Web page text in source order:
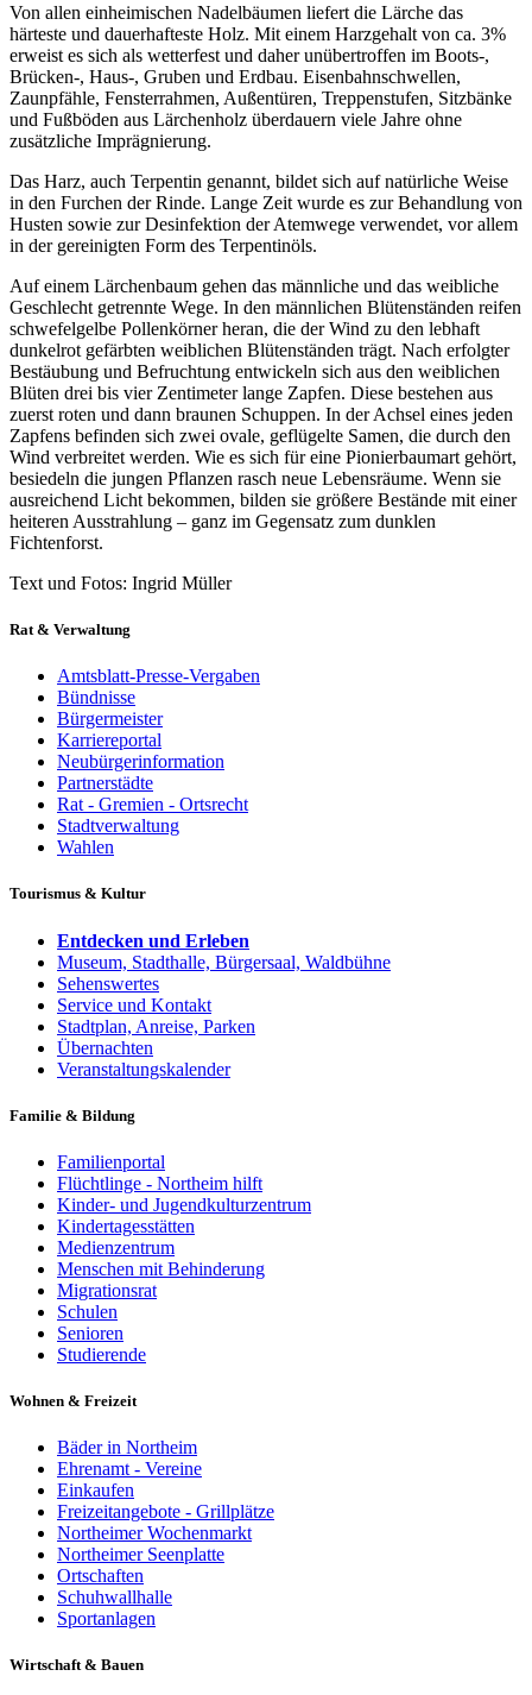
Von allen einheimischen Nadelbäumen liefert die Lärche das
härteste und dauerhafteste Holz. Mit einem Harzgehalt von ca. 3%
erweist es sich als wetterfest und daher unübertroffen im Boots-,
Brücken-, Haus-, Gruben und Erdbau. Eisenbahnschwellen,
Zaunpfähle, Fensterrahmen, Außentüren, Treppenstufen, Sitzbänke
und Fußböden aus Lärchenholz überdauern viele Jahre ohne
zusätzliche Imprägnierung.
Das Harz, auch Terpentin genannt, bildet sich auf natürliche Weise
in den Furchen der Rinde. Lange Zeit wurde es zur Behandlung von
Husten sowie zur Desinfektion der Atemwege verwendet, vor allem
in der gereinigten Form des Terpentinöls.
Auf einem Lärchenbaum gehen das männliche und das weibliche
Geschlecht getrennte Wege. In den männlichen Blütenständen reifen
schwefelgelbe Pollenkörner heran, die der Wind zu den lebhaft
dunkelrot gefärbten weiblichen Blütenständen trägt. Nach erfolgter
Bestäubung und Befruchtung entwickeln sich aus den weiblichen
Blüten drei bis vier Zentimeter lange Zapfen. Diese bestehen aus
zuerst roten und dann braunen Schuppen. In der Achsel eines jeden
Zapfens befinden sich zwei ovale, geflügelte Samen, die durch den
Wind verbreitet werden. Wie es sich für eine Pionierbaumart gehört,
besiedeln die jungen Pflanzen rasch neue Lebensräume. Wenn sie
ausreichend Licht bekommen, bilden sie größere Bestände mit einer
heiteren Ausstrahlung – ganz im Gegensatz zum dunklen
Fichtenforst.
Text und Fotos: Ingrid Müller
Rat & Verwaltung
Amtsblatt-Presse-Vergaben
Bündnisse
Bürgermeister
Karriereportal
Neubürgerinformation
Partnerstädte
Rat - Gremien - Ortsrecht
Stadtverwaltung
Wahlen
Tourismus & Kultur
Entdecken und Erleben
Museum, Stadthalle, Bürgersaal, Waldbühne
Sehenswertes
Service und Kontakt
Stadtplan, Anreise, Parken
Übernachten
Veranstaltungskalender
Familie & Bildung
Familienportal
Flüchtlinge - Northeim hilft
Kinder- und Jugendkulturzentrum
Kindertagesstätten
Medienzentrum
Menschen mit Behinderung
Migrationsrat
Schulen
Senioren
Studierende
Wohnen & Freizeit
Bäder in Northeim
Ehrenamt - Vereine
Einkaufen
Freizeitangebote - Grillplätze
Northeimer Wochenmarkt
Northeimer Seenplatte
Ortschaften
Schuhwallhalle
Sportanlagen
Wirtschaft & Bauen